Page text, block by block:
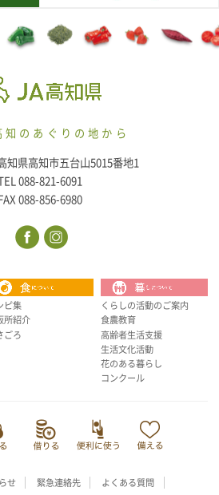
知のあぐりの地から
知県高知市五台山5015番地1
088-821-6091
FAX 088-856-6980
ピ集
所紹介
ごろ
くらしの活動のご案内
食農教育
高齢者生活支援
生活文化活動
花のある暮らし
コンクール
せ 緊急連絡先 よくある質問